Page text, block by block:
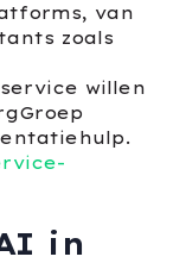
van
zoals
willen
in